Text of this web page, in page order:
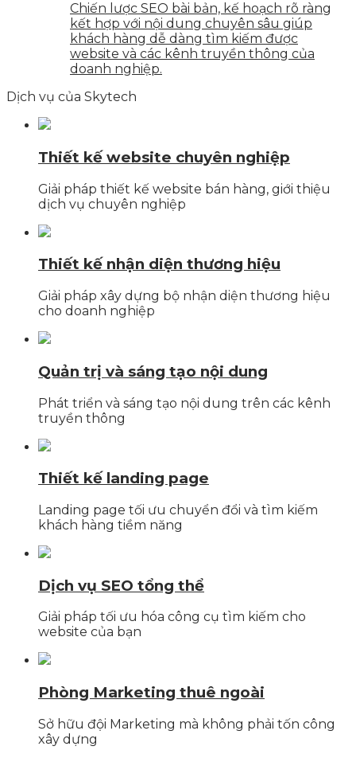
Chiến lược SEO bài bản, kế hoạch rõ ràng
kết hợp với nội dung chuyên sâu giúp
khách hàng dễ dàng tìm kiếm được
website và các kênh truyền thông của
doanh nghiệp.
Dịch vụ của Skytech
Thiết kế website chuyên nghiệp
Giải pháp thiết kế website bán hàng, giới thiệu
dịch vụ chuyên nghiệp
Thiết kế nhận diện thương hiệu
Giải pháp xây dựng bộ nhận diện thương hiệu
cho doanh nghiệp
Quản trị và sáng tạo nội dung
Phát triển và sáng tạo nội dung trên các kênh
truyền thông
Thiết kế landing page
Landing page tối ưu chuyển đổi và tìm kiếm
khách hàng tiềm năng
Dịch vụ SEO tổng thể
Giải pháp tối ưu hóa công cụ tìm kiếm cho
website của bạn
Phòng Marketing thuê ngoài
Sở hữu đội Marketing mà không phải tốn công
xây dựng